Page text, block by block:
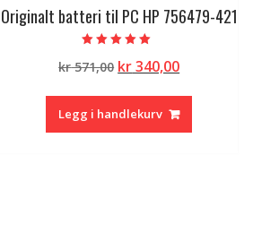
Originalt batteri til PC HP 756479-421
5.00
av 5
kr571,00 Opprinnelig
var:
kr 571,00.
kr340,00Nåværende
kr 340,00.
Legg i handlekurv